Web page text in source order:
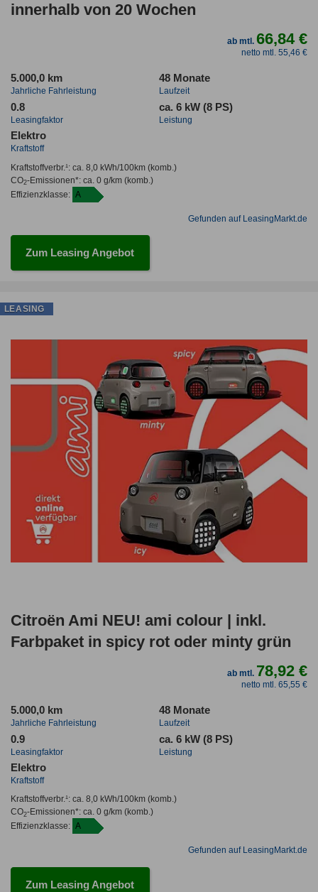
innerhalb von 20 Wochen
ab mtl.66,84 €
netto mtl. 55,46 €
5.000,0 km
Jahrliche Fahrleistung
48 Monate
Laufzeit
0.8
Leasingfaktor
ca. 6 kW (8 PS)
Leistung
Elektro
Kraftstoff
Kraftstoffverbr.¹: ca. 8,0 kWh/100km(komb.)
CO2-Emissionen*: ca. 0 g/km(komb.)
Effizienzklasse: A
Gefunden auf LeasingMarkt.de
Zum Leasing Angebot
Citroën Ami NEU! ami colour | inkl.
Farbpaket in spicy rot oder minty grün
ab mtl. 78,92 €
netto mtl. 65,55 €
5.000,0 km
Jahrliche Fahrleistung
48 Monate
Laufzeit
0.9
Leasingfaktor
ca. 6 kW (8 PS)
Leistung
Elektro
Kraftstoff
Kraftstoffverbr.¹: ca. 8,0 kWh/100km(komb.)
CO2-Emissionen*: ca. 0 g/km(komb.)
Effizienzklasse: A
Gefunden auf LeasingMarkt.de
Zum Leasing Angebot
LEASING